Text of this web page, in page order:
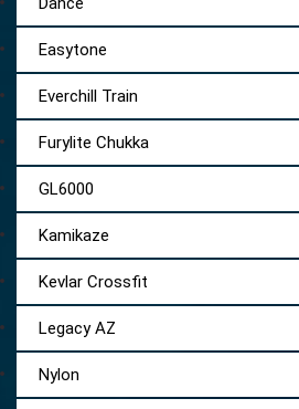
Easytone
Everchill Train
Furylite Chukka
GL6000
Kamikaze
Kevlar Crossfit
Legacy AZ
Nylon